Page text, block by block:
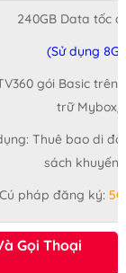
240GB Data tốc
(Sử dụng
gói Basic trên
trữ Mybox/
Thuê bao di
sách khuyến
Cú pháp đăng ký:
Gọi Thoại